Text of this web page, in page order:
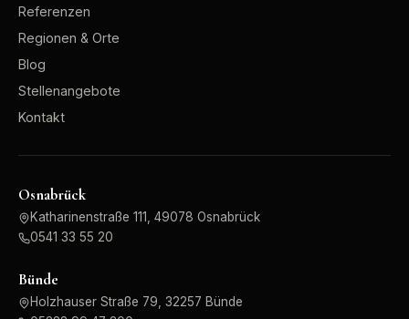
Referenzen
Regionen & Orte
Blog
Stellenangebote
Kontakt
Osnabrück
Katharinenstraße 111, 49078 Osnabrück
0541 33 55 20
Bünde
Holzhauser Straße 79, 32257 Bünde